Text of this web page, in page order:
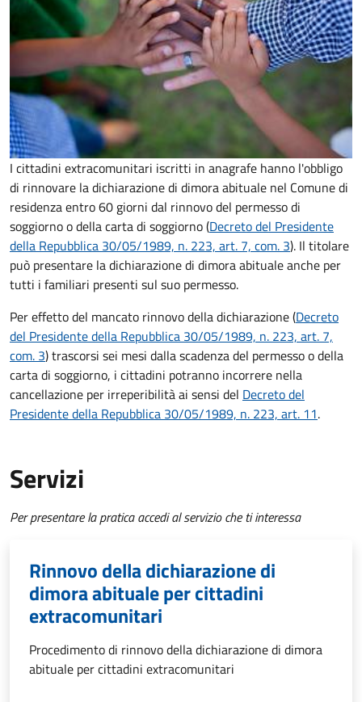
I cittadini extracomunitari iscritti in anagrafe hanno l'obbligo
di rinnovare la dichiarazione di dimora abituale nel Comune di
residenza entro 60 giorni dal rinnovo del permesso di
soggiorno o della carta di soggiorno (Decreto del Presidente
della Repubblica 30/05/1989, n. 223, art. 7, com. 3). Il titolare
può presentare la dichiarazione di dimora abituale anche per
tutti i familiari presenti sul suo permesso.
Per effetto del mancato rinnovo della dichiarazione (Decreto
del Presidente della Repubblica 30/05/1989, n. 223, art. 7,
com. 3) trascorsi sei mesi dalla scadenza del permesso o della
carta di soggiorno, i cittadini potranno incorrere nella
cancellazione per irreperibilità ai sensi del Decreto del
Presidente della Repubblica 30/05/1989, n. 223, art. 11.
Servizi
Per presentare la pratica accedi al servizio che ti interessa
Rinnovo della dichiarazione di
dimora abituale per cittadini
extracomunitari
Procedimento di rinnovo della dichiarazione di dimora
abituale per cittadini extracomunitari